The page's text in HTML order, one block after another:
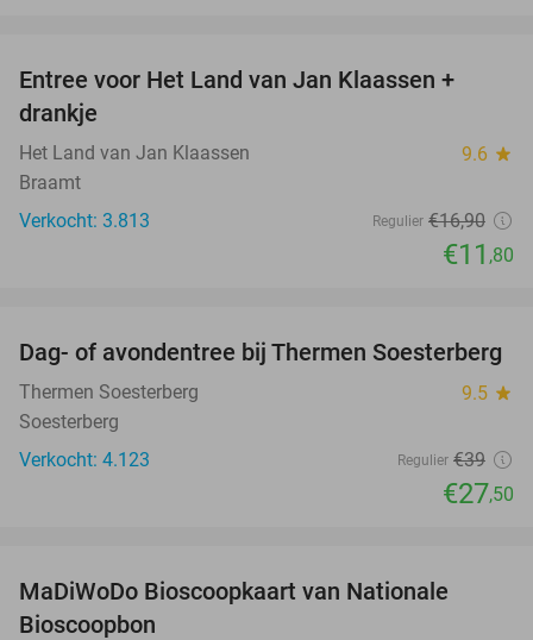
Entree voor Het Land van Jan Klaassen +
drankje
Het Land van Jan Klaassen 9.6 star
Braamt
Verkocht: 3.813
Regulier €16,90
€11 ,80
29%
Dag- of avondentree bij Thermen Soesterberg
Thermen Soesterberg 9.5 star
Soesterberg
Verkocht: 4.123
Regulier €39
€27,50
MaDiWoDo Bioscoopkaart van Nationale
Bioscoopbon